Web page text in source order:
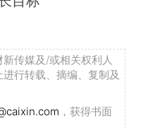
传媒及/或相关权利人
行转载、摘编、复制及
，获得书面